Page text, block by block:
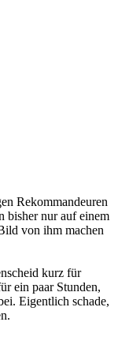
Rekommandeuren
bisher nur auf einem
von ihm machen
kurz für
ein paar Stunden,
Eigentlich schade,